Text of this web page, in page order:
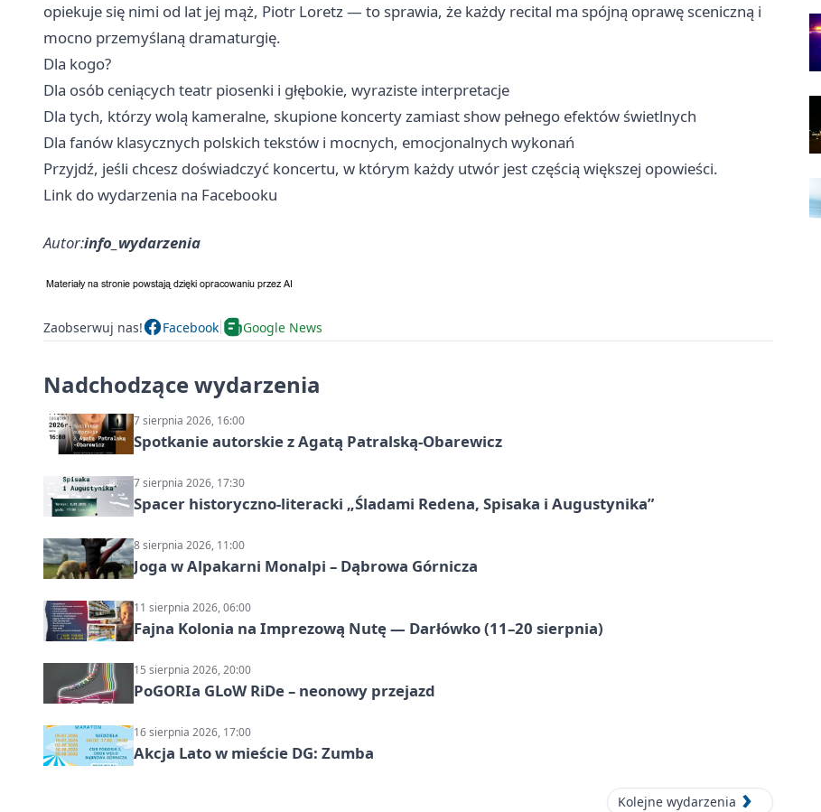
opiekuje się nimi od lat jej mąż, Piotr Loretz — to sprawia, że każdy recital ma spójną oprawę sceniczną i
mocno przemyślaną dramaturgię.
Dla kogo?
Dla osób ceniących teatr piosenki i głębokie, wyraziste interpretacje
Dla tych, którzy wolą kameralne, skupione koncerty zamiast show pełnego efektów świetlnych
Dla fanów klasycznych polskich tekstów i mocnych, emocjonalnych wykonań
Przyjdź, jeśli chcesz doświadczyć koncertu, w którym każdy utwór jest częścią większej opowieści.
Link do wydarzenia na Facebooku
Autor:info_wydarzenia
Zaobserwuj nas! Facebook Google News
Nadchodzące wydarzenia
7 sierpnia 2026, 16:00
Spotkanie autorskie z Agatą Patralską-Obarewicz
7 sierpnia 2026, 17:30
Spacer historyczno-literacki „Śladami Redena, Spisaka i Augustynika”
8 sierpnia 2026, 11:00
Joga w Alpakarni Monalpi – Dąbrowa Górnicza
11 sierpnia 2026, 06:00
Fajna Kolonia na Imprezową Nutę — Darłówko (11–20 sierpnia)
15 sierpnia 2026, 20:00
PoGORIa GLoW RiDe – neonowy przejazd
16 sierpnia 2026, 17:00
Akcja Lato w mieście DG: Zumba
Kolejne wydarzenia